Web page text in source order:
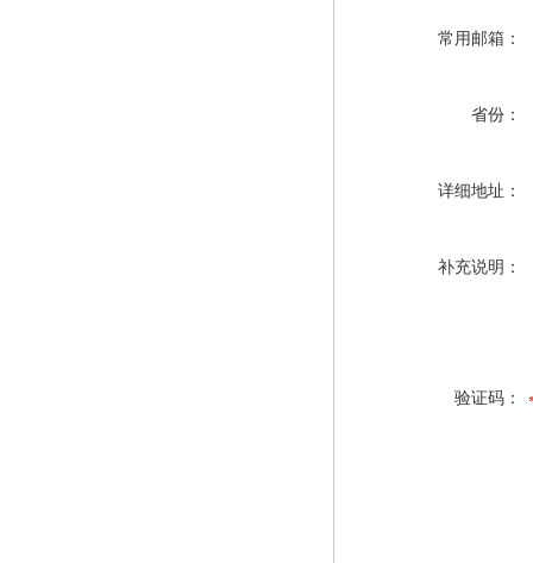
常用邮箱：
省份：
详细地址：
补充说明：
验证码：